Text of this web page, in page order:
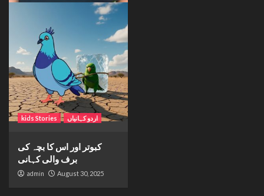
kids Stories اردو کہانیاں
کبوتر اور اس کا بچہ کی
برف والی کہانی
admin August 30, 2025